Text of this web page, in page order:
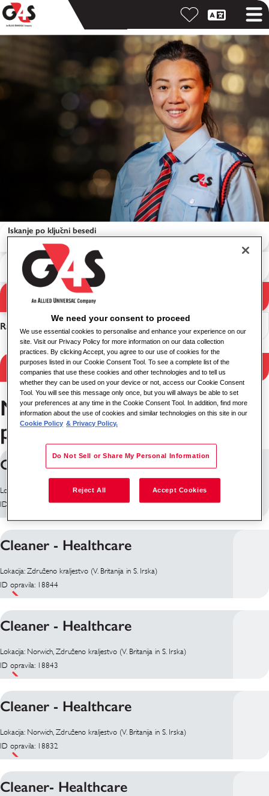
Rezultati iskanja
Iskanje po ključni besedi
Iskanje po lokaciji
Razvrsti
Filter Results
Nájdených 80 pracovných
ponúk
Cleaner - Healthcare
Lokacija: Združeno kraljestvo (V. Britanija in S. Irska)
ID opravila: 18846
Cleaner - Healthcare
Lokacija: Združeno kraljestvo (V. Britanija in S. Irska)
ID opravila: 18844
Cleaner - Healthcare
Lokacija: Norwich, Združeno kraljestvo (V. Britanija in S. Irska)
ID opravila: 18843
Cleaner - Healthcare
Lokacija: Norwich, Združeno kraljestvo (V. Britanija in S. Irska)
ID opravila: 18832
Cleaner- Healthcare
We need your consent to proceed
We use essential cookies to personalise and enhance your experience on our
site. Visit our Privacy Policy for more information on our data collection
practices. By clicking Accept, you agree to our use of cookies for the
purposes listed in our Cookie Consent Tool. To see a complete list of the
companies that use these cookies and other technologies and to tell us
whether they can be used on your device or not, access our Cookie Consent
Tool. You will see this message only once, but you will always be able to set
your preferences at any time in the Cookie Consent Tool. In addition, find more
information about the use of cookies and similar technologies on this site in our
Cookie Policy & Privacy Policy.
Do Not Sell or Share My Personal Information
Reject All Accept Cookies